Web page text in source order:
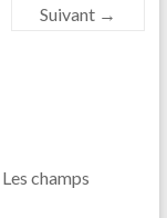
Suivant →
Les champs